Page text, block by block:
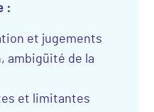
:
et jugements
ambigüité de la
et limitantes